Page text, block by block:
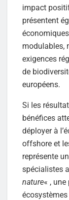
impact
présentent
modulables,
exigences
de
européens.
Si les
bénéfices
déployer à
offshore et
représente
spécialistes
nature« ,